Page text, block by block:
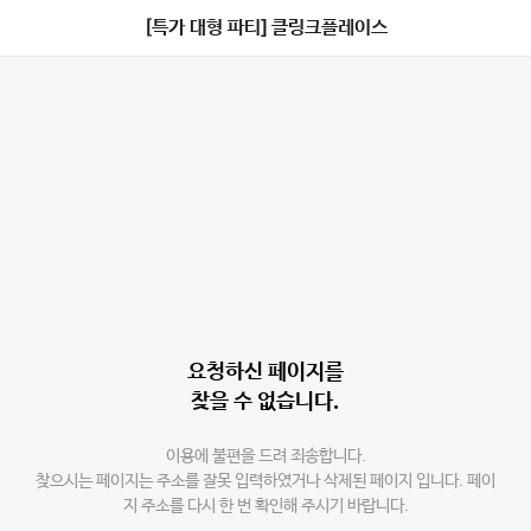
[특가 대형 파티] 클링크플레이스
요청하신 페이지를
찾을 수 없습니다.
이용에 불편을 드려 죄송합니다.
찾으시는 페이지는 주소를 잘못 입력하였거나 삭제된 페이지 입니다. 페이
지 주소를 다시 한 번 확인해 주시기 바랍니다.